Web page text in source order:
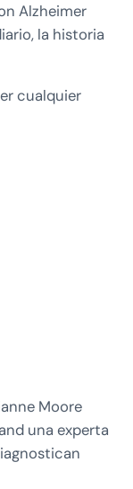
Alzheimer
la historia
cualquier
Moore
una experta